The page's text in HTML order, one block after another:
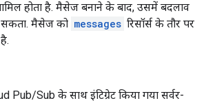
होता है. मैसेज बनाने के बाद, उसमें बदलाव
सकता. मैसेज को messages रिसॉर्स के तौर पर
Pub/Sub के साथ इंटिग्रेट किया गया सर्वर-